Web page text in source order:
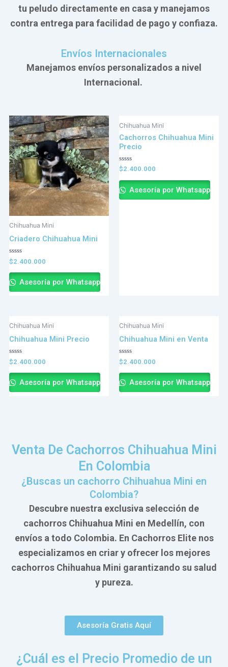
tu peludo directamente en casa y manejamos
contra entrega para facilidad de pago y confiaza.
Envíos Internacionales
Manejamos envíos personalizados a nivel
Internacional.
Chihuahua Mini
Criadero Chihuahua Mini
Valorado
en
0
de
5
$2.400.000
Asesoría por Whatsapp
Chihuahua Mini
Cachorros Chihuahua Mini
Precio
Valorado
en
0
de
5
$2.400.000
Asesoría por Whatsapp
Chihuahua Mini
Chihuahua Mini Precio
Valorado
en
0
de
5
$2.400.000
Asesoría por Whatsapp
Chihuahua Mini
Chihuahua Mini en Venta
Valorado
en
0
de
5
$2.400.000
Asesoría por Whatsapp
Venta De Cachorros Chihuahua Mini
En Colombia
¿Buscas un cachorro Chihuahua Mini en
Colombia?
Descubre nuestra exclusiva selección de
cachorros Chihuahua Mini en Medellín, con
envíos a todo Colombia. En Cachorros Elite nos
especializamos en criar y ofrecer los mejores
cachorros Chihuahua Mini garantizando su salud
y pureza.
Asesoría Gratis Aquí
¿Cuál es el Precio Promedio de un